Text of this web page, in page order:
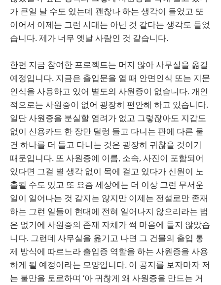
가 큰일 날 수도 있는데 괜찮나 하는 생각이 들었고 또
이어서 이제는 그런 시대는 아닌 것 같다는 생각도 들었
습니다. 제가 너무 옛날 사람인 것 같습니다.
한편 지금 참여한 프로젝트는 머지 않아 사무실을 옮길
예정입니다. 지금은 출입문을 열 때 안면인식 또는 지문
인식을 사용하고 있어 별도의 사원증이 없습니다. 개인
적으로는 사원증이 없어 굉장히 편안해 하고 있습니다.
일단 사원증을 분실할 염려가 없고 그렇잖아도 지갑도
없이 신용카드 한 장만 덜렁 들고 다니는 판에 다른 물
건 하나를 더 들고 다니는 것은 굉장히 귀찮을 것이기
때문입니다. 또 사원증에 이름, 소속, 사진이 포함되어
있다면 그걸 별 생각 없이 목에 걸고 있다가 신원이 노
출될 수도 있고 또 요즘 세상에는 더 이상 그런 무서운
일이 일어나는 것 같지는 않지만 이제는 전설로만 존재
하는 그런 일들이 현대에 전혀 일어나지 않으리라는 법
은 없기에 사원증의 존재 자체가 썩 마음에 들지 않았습
니다. 그런데 사무실을 옮기고 나면 그 건물의 출입 통
제 방식에 따르느라 출입증 역할을 하는 사원증을 사용
하게 될 예정이라는 모양입니다. 이 공지를 보자마자 저
는 불만을 토로하며 ‘아 귀찮게 왜 사원증을 만드는 거